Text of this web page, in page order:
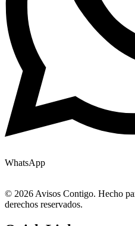
WhatsApp
© 2026 Avisos Contigo. Hecho
derechos reservados.